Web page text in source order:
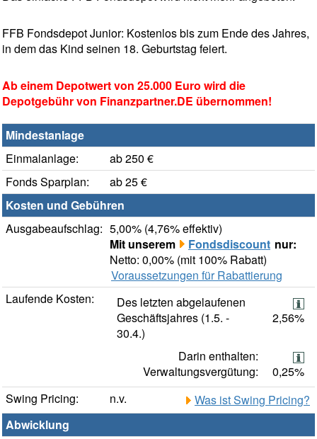
FFB Fondsdepot Junior: Kostenlos bis zum Ende des Jahres,
in dem das Kind seinen 18. Geburtstag feiert.
Ab einem Depotwert von 25.000 Euro wird die
Depotgebühr von Finanzpartner.DE übernommen!
Mindestanlage
Einmalanlage:
ab 250 €
Fonds Sparplan:
ab 25 €
Kosten und Gebühren
Ausgabeaufschlag: 5,00% (4,76% effektiv)
Mit unserem
Fondsdiscount nur:
Netto: 0,00% (mit 100% Rabatt)
Voraussetzungen für Rabattierung
Laufende Kosten:
Des letzten abgelaufenen
Geschäftsjahres (1.5. -
30.4.)
2,56%
Darin enthalten:
Verwaltungsvergütung:
0,25%
Swing Pricing:
n.v.
Was ist Swing Pricing?
Abwicklung